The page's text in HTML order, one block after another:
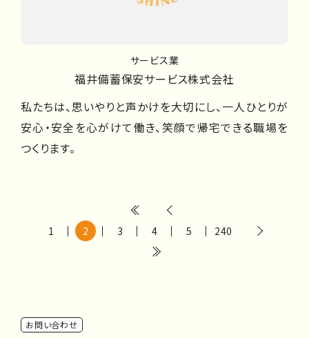
サービス業
福井備蓄保安サービス株式会社
私たちは、思いやりと声かけを大切にし、一人ひとりが
安心・安全を心がけて働き、笑顔で帰宅できる職場を
つくります。
1 2 3 4 5 240
お問い合わせ